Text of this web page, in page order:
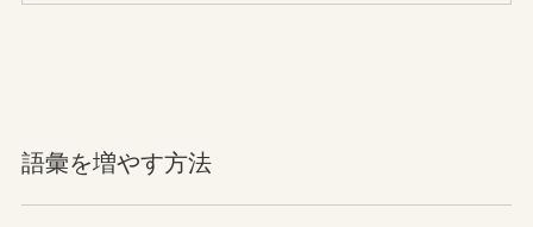
語彙を増やす方法